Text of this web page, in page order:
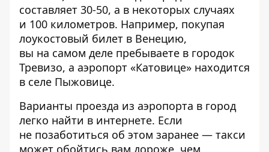
составляет 30-50, а в некоторых случаях
и 100 километров. Например, покупая
лоукостовый билет в Венецию,
вы на самом деле пребываете в городок
Тревизо, а аэропорт «Катовице» находится
в селе Пыжовице.
Варианты проезда из аэропорта в город
легко найти в интернете. Если
не позаботиться об этом заранее — такси
может обойтись вам дороже, чем